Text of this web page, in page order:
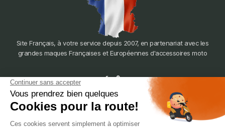
Site Français, à votre service depuis 2007, en partenariat avec les
grandes maques Françaises et Européennes d'accessoires moto